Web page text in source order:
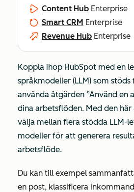
Content Hub Enterprise
Smart CRM Enterprise
Revenue Hub Enterprise
Koppla ihop HubSpot med en
språkmodeller (LLM) som
använda åtgärden ”Använd en
dina arbetsflöden. Med den
välja mellan flera stödda LLM-
modeller för att generera
arbetsflöde.
Du kan till exempel
en post, klassificera